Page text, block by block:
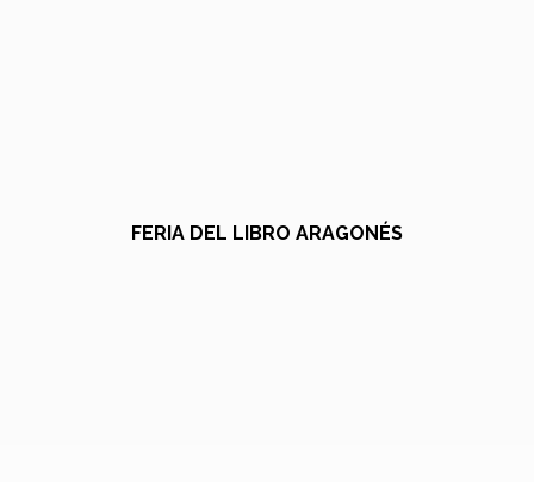
FERIA DEL LIBRO ARAGONÉS